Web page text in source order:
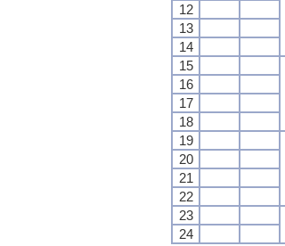
12
13
14
15
16
17
18
19
20
21
22
23
24